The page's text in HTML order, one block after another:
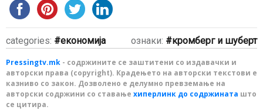
categories: економија ознаки: кромберг и шуберт
Pressingtv.mk - содржините се заштитени со издавачки и
авторски права (copyright). Крадењето на авторски текстови е
казниво со закон. Дозволено е делумно превземање на
авторски содржини со ставање хиперлинк до содржината што
се цитира.